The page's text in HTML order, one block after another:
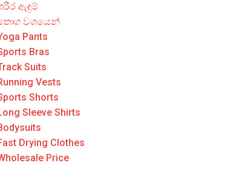
ඇඳුම්
වශයෙන්
Pants
Bras
Suits
Vests
Shorts
Sleeve Shirts
Drying Clothes
Price